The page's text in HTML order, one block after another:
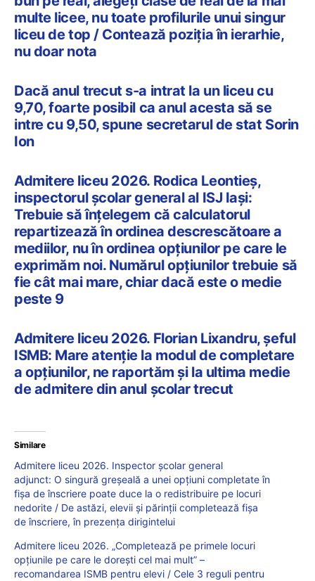
multe licee, nu toate profilurile unui singur
liceu de top / Contează poziția în ierarhie,
nu doar nota
Dacă anul trecut s-a intrat la un liceu cu
9,70, foarte posibil ca anul acesta să se
intre cu 9,50, spune secretarul de stat Sorin
Ion
Admitere liceu 2026. Rodica Leontieș,
inspectorul școlar general al ISJ Iași:
Trebuie să înțelegem că calculatorul
repartizează în ordinea descrescătoare a
mediilor, nu în ordinea opțiunilor pe care le
exprimăm noi. Numărul opțiunilor trebuie să
fie cât mai mare, chiar dacă este o medie
peste 9
Admitere liceu 2026. Florian Lixandru, șeful
ISMB: Mare atenție la modul de completare
a opțiunilor, ne raportăm și la ultima medie
de admitere din anul școlar trecut
Similare
Admitere liceu 2026. Inspector școlar general
adjunct: O singură greșeală a unei opțiuni completate în
fișa de înscriere poate duce la o redistribuire pe locuri
nedorite / De astăzi, elevii și părinții completează fișa
de înscriere, în prezența dirigintelui
Admitere liceu 2026. „Completează pe primele locuri
opţiunile pe care le doreşti cel mai mult” –
recomandarea ISMB pentru elevi / Cele 3 reguli pentru